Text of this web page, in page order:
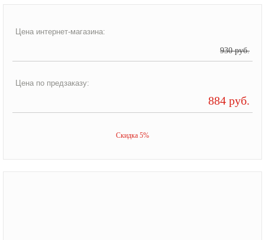
Цена интернет-магазина:
930 руб.
Цена по предзаказу:
884 руб.
Скидка 5%